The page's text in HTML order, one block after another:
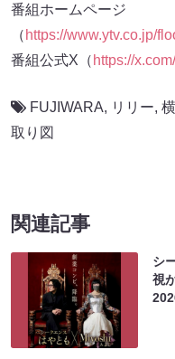
番組ホームページ
（ https://www.ytv.co.jp/
番組公式X（ https://
FUJIWARA, リリー,
取り図
関連記事
シ
視